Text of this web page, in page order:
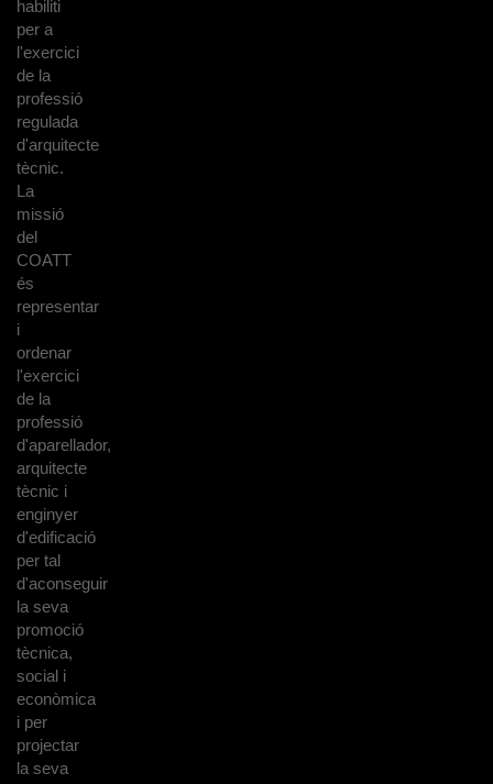
habiliti
per a
l'exercici
de la
professió
regulada
d'arquitecte
tècnic.
La
missió
del
COATT
és
representar
i
ordenar
l'exercici
de la
professió
d'aparellador,
arquitecte
tècnic i
enginyer
d'edificació
per tal
d'aconseguir
la seva
promoció
tècnica,
social i
econòmica
i per
projectar
la seva